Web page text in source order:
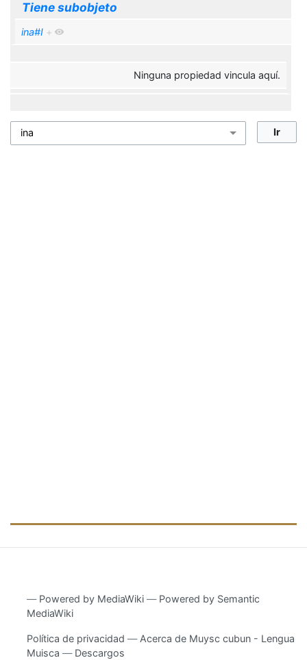
Tiene subobjeto
ina#I +
Ninguna propiedad vincula aquí.
― Powered by MediaWiki ― Powered by Semantic
MediaWiki
Política de privacidad
Acerca de Muysc cubun - Lengua
Muisca
Descargos